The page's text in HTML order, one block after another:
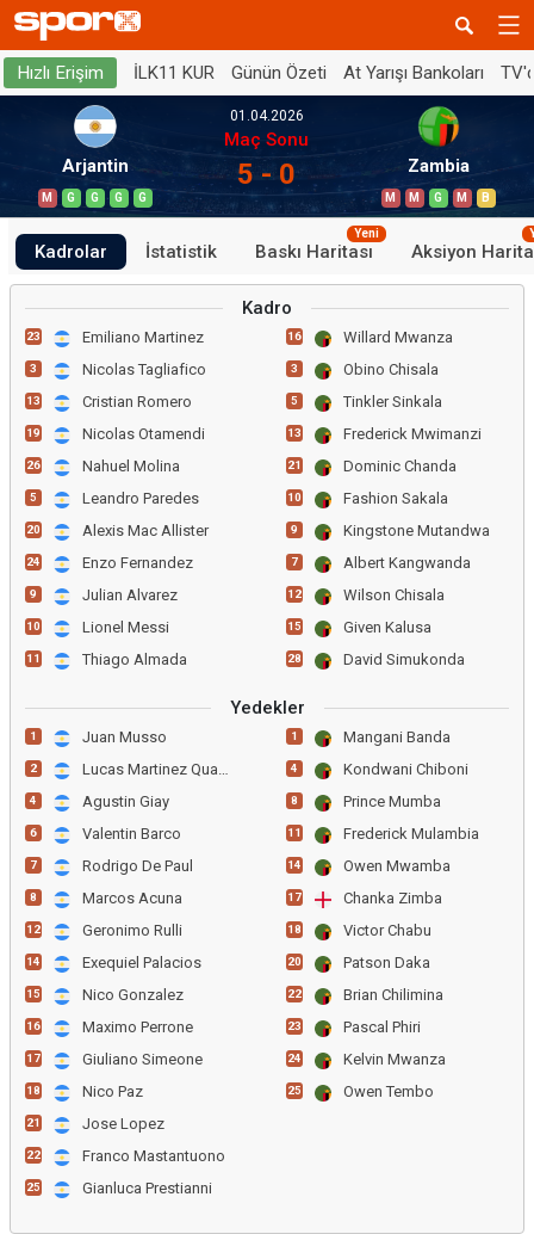
Hızlı Erişim İLK11 KUR Günün Özeti At Yarışı Bankoları
Arjantin
M G G G G
01.04.2026
Maç Sonu
5 - 0 Zambia
M M G M B
Kadrolar İstatistik Baskı Haritası
Yeni
Aksiyon
Kadro
23 Emiliano Martinez
3 Nicolas Tagliafico
13 Cristian Romero
19 Nicolas Otamendi
26 Nahuel Molina
5 Leandro Paredes
20 Alexis Mac Allister
24 Enzo Fernandez
9 Julian Alvarez
10 Lionel Messi
11 Thiago Almada
16 Willard Mwanza
3 Obino Chisala
5 Tinkler Sinkala
13 Frederick Mwimanzi
21 Dominic Chanda
10 Fashion Sakala
9 Kingstone Mutandwa
7 Albert Kangwanda
12 Wilson Chisala
15 Given Kalusa
28 David Simukonda
Yedekler
1 Juan Musso
2 Lucas Martinez Quarta
4 Agustin Giay
6 Valentin Barco
7 Rodrigo De Paul
8 Marcos Acuna
12 Geronimo Rulli
14 Exequiel Palacios
15 Nico Gonzalez
16 Maximo Perrone
17 Giuliano Simeone
18 Nico Paz
21 Jose Lopez
22 Franco Mastantuono
25 Gianluca Prestianni
1 Mangani Banda
4 Kondwani Chiboni
8 Prince Mumba
11 Frederick Mulambia
14 Owen Mwamba
17 Chanka Zimba
18 Victor Chabu
20 Patson Daka
22 Brian Chilimina
23 Pascal Phiri
24 Kelvin Mwanza
25 Owen Tembo